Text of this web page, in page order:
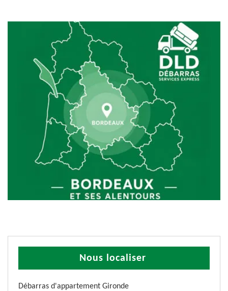
Nous localiser
Débarras d'appartement Gironde